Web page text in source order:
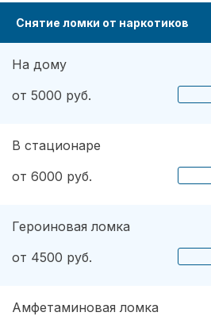
Снятие ломки от наркотиков
На дому
от 5000 руб.
В стационаре
от 6000 руб.
Героиновая ломка
от 4500 руб.
Амфетаминовая ломка